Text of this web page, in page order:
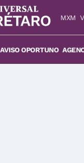
MXM
AVISO OPORTUNO